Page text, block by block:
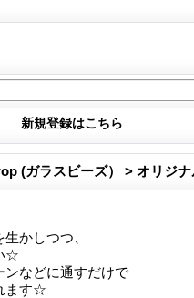
新規登録はこちら
(ガラスビーズ） > オリ
かしつつ、
☆
ンなどに通すだけで
ます☆